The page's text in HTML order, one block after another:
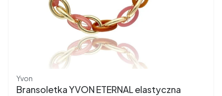
Producent
Yvon
Bransoletka YVON ETERNAL elastyczna